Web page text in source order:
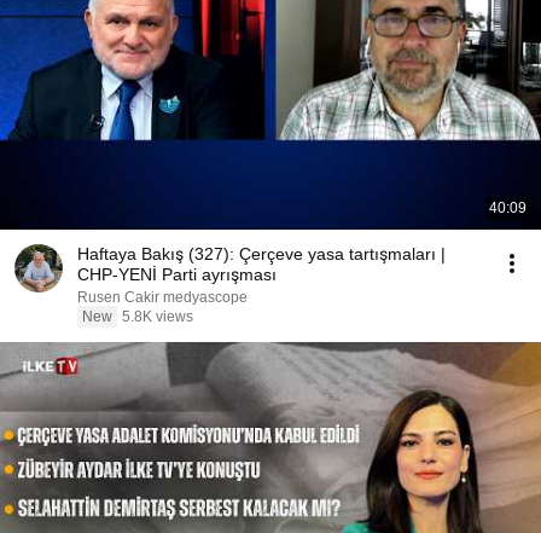
40:09
Haftaya Bakış (327): Çerçeve yasa tartışmaları |
CHP-YENİ Parti ayrışması
Rusen Cakir medyascope
New 5.8K views